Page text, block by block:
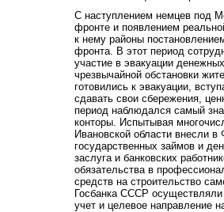
С наступлением немцев под
фронте и появлением
к нему районы
фронта. В этот период
участие в эвакуации
чрезвычайной обстановки
готовились к эвакуации,
сдавать свои сбережения,
период наблюдался самый
конторы. Испытывая
Ивановской области внесли
государственных займов и
заслуга и банковских
обязательства в
средств на строительство
Госбанка СССР
учет и целевое направление